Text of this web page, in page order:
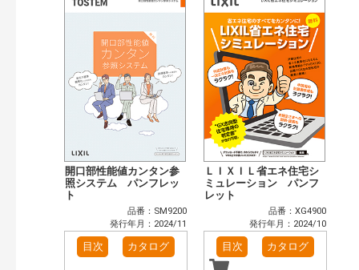
開口部性能値カンタン参
照システム パンフレッ
ト
品番：SM9200
発行年月：2024/11
目次 カタログ
ＬＩＸＩＬ省エネ住宅シ
ミュレーション パンフ
レット
品番：XG4900
発行年月：2024/10
目次 カタログ